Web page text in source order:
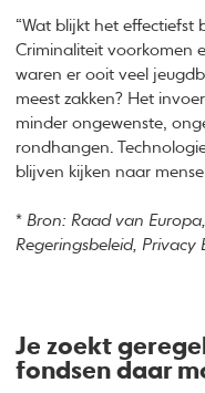
“Wat blijkt het effectiefst
Criminaliteit voorkomen
waren er ooit veel
meest zakken? Het
minder ongewenste,
rondhangen.
blijven kijken naar
*Bron: Raad van
Regeringsbeleid, Privacy
Je zoekt
fondsen daar